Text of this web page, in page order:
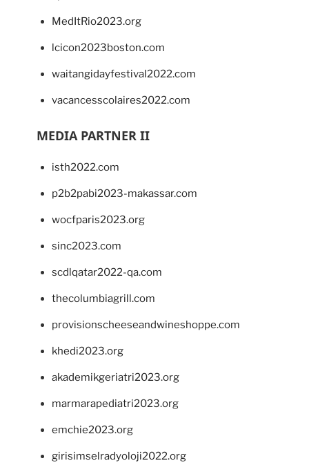
MedItRio2023.org
lcicon2023boston.com
waitangidayfestival2022.com
vacancesscolaires2022.com
MEDIA PARTNER II
isth2022.com
p2b2pabi2023-makassar.com
wocfparis2023.org
sinc2023.com
scdlqatar2022-qa.com
thecolumbiagrill.com
provisionscheeseandwineshoppe.com
khedi2023.org
akademikgeriatri2023.org
marmarapediatri2023.org
emchie2023.org
girisimselradyoloji2022.org